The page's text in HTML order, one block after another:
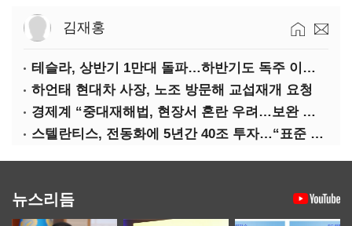
김재홍
테슬라, 상반기 1만대 돌파…하반기도 독주 이어질까
하언태 현대차 사장, 노조 방문해 교섭재개 요청
경제계 “중대재해법, 현장서 혼란 우려…보완 필요”
스텔란티스, 전동화에 5년간 40조 투자…“표준 제시”
뉴스리듬